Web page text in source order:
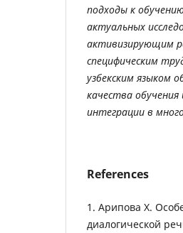
подходы к
актуальных
активизирующим
специфическим
узбекским языком
качества
интеграции в
References
1. Арипова Х.
диалогической